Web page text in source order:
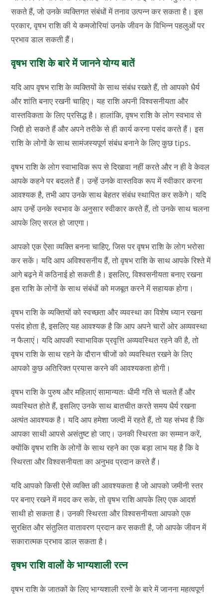
सकते हैं, जो उनके व्यक्तिगत संबंधों में तनाव उत्पन्न कर सकता है। इस
प्रकार, वृषभ राशि की ये कमजोरियां उनके जीवन के विभिन्न पहलुओं पर
प्रभाव डाल सकती हैं।
वृषभ राशि के बारे में जानने योग्य बातें
यदि आप वृषभ राशि के व्यक्तियों के साथ संबंध रखते हैं, तो आपको धैर्य
और शांति बनाए रखनी चाहिए। यह राशि अपनी विश्वसनीयता और
वास्तविकता के लिए प्रसिद्ध है। हालांकि, वृषभ राशि के लोग स्वभाव से
जिद्दी हो सकते हैं और अपने तरीके से ही कार्य करना पसंद करते हैं। इस
राशि के लोगों के साथ सामंजस्यपूर्ण संबंध बनाने के लिए कुछ tips.
वृषभ राशि के लोग स्वाभाविक रूप से दिखावा नहीं करते और न ही वे केवल
आपके कहने पर बदलते हैं। उन्हें उनके वास्तविक रूप में स्वीकार करना
आवश्यक है, तभी आप उनके साथ बेहतर संबंध स्थापित कर सकेंगे। यदि
आप उन्हें उनके स्वभाव के अनुसार स्वीकार करते हैं, तो उनके साथ चलना
आपके लिए सरल हो जाएगा।
आपको एक ऐसा व्यक्ति बनना चाहिए, जिस पर वृषभ राशि के लोग भरोसा
कर सकें। यदि आप अविश्वसनीय हैं, तो वृषभ राशि के साथ आपके रिश्ते में
आगे बढ़ने में कठिनाई हो सकती है। इसलिए, विश्वसनीयता बनाए रखना
इस राशि के लोगों के साथ संबंधों को मजबूत करने में सहायक होगा।
वृषभ राशि के व्यक्तियों को स्वच्छता और व्यवस्था का विशेष ध्यान रखना
पसंद होता है, इसलिए यह आवश्यक है कि आप अपने चारों ओर अव्यवस्था
न फैलाएं। यदि आपकी स्वाभाविक प्रवृत्ति अव्यवस्थित रहने की है, तो
वृषभ राशि के साथ रहने के दौरान चीजों को व्यवस्थित रखने के लिए
आपको कुछ अतिरिक्त प्रयास करने की आवश्यकता होगी।
वृषभ राशि के पुरुष और महिलाएं सामान्यतः धीमी गति से चलते हैं और
व्यवस्थित होते हैं, इसलिए उनके साथ बातचीत करते समय धैर्य रखना
अत्यंत आवश्यक है। यदि आप हमेशा जल्दी में रहते हैं, तो यह संभव है कि
आपका साथी आपसे असंतुष्ट हो जाए। उनकी स्थिरता का सम्मान करें,
क्योंकि वृषभ राशि के लोगों के साथ रहने का एक बड़ा लाभ यह है कि वे
स्थिरता और विश्वसनीयता का अनुभव प्रदान करते हैं।
यदि आपको किसी ऐसे व्यक्ति की आवश्यकता है जो आपको जमीनी स्तर
पर बनाए रखने में मदद कर सके, तो वृषभ राशि आपके लिए एक आदर्श
साथी हो सकता है। उनकी स्थिरता और विश्वसनीयता आपको एक
सुरक्षित और संतुलित वातावरण प्रदान कर सकती है, जो आपके जीवन में
सकारात्मक प्रभाव डाल सकता है।
वृषभ राशि वालों के भाग्यशाली रत्न
वृषभ राशि के जातकों के लिए भाग्यशाली रत्नों के बारे में जानना महत्वपूर्ण